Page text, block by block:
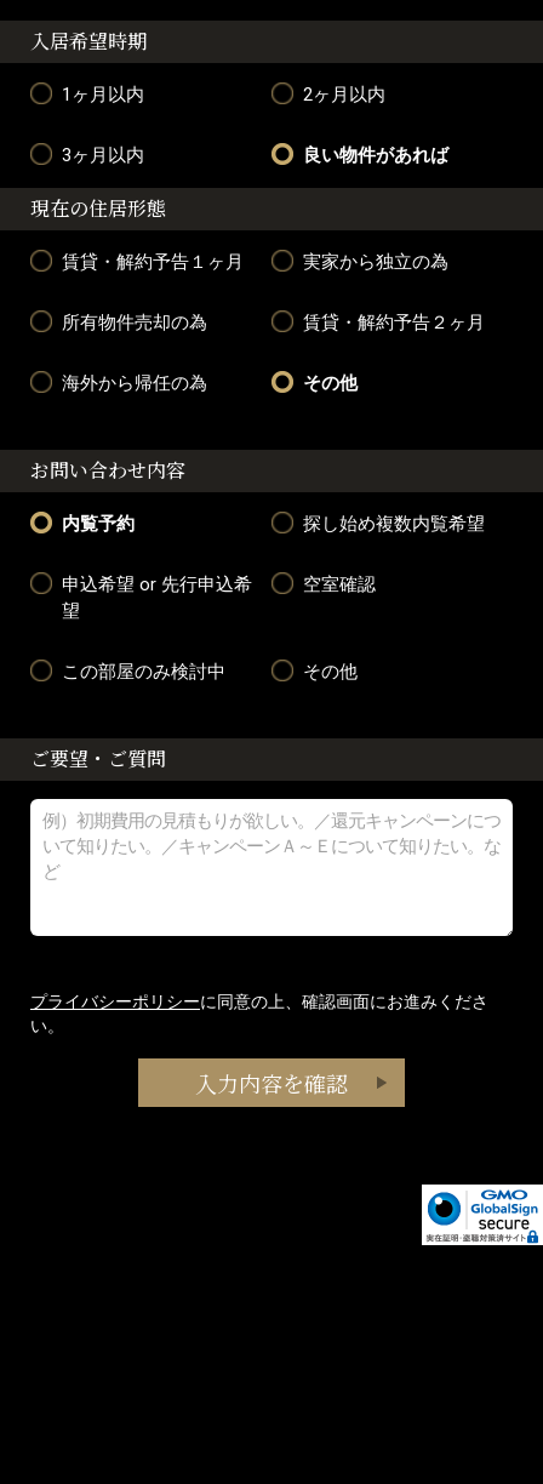
入居希望時期
1ヶ月以内 2ヶ月以内
3ヶ月以内 良い物件があれば
現在の住居形態
賃貸・解約予告１ヶ月 実家から独立の為
所有物件売却の為 賃貸・解約予告２ヶ月
海外から帰任の為 その他
お問い合わせ内容
内覧予約 探し始め複数内覧希望
申込希望 or 先行申込希
望
空室確認
この部屋のみ検討中 その他
ご要望・ご質問
プライバシーポリシーに同意の上、確認画面にお進みくださ
い。